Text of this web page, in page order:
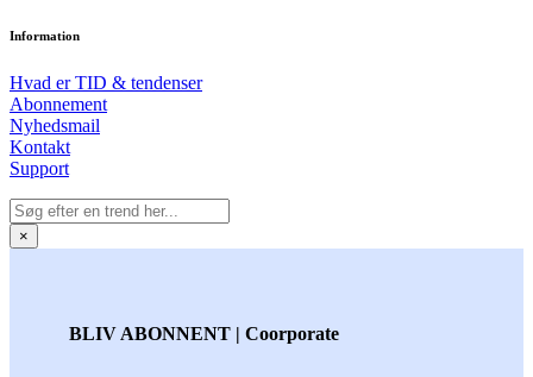
Information
Hvad er TID & tendenser
Abonnement
Nyhedsmail
Kontakt
Support
×
BLIV ABONNENT | Coorporate